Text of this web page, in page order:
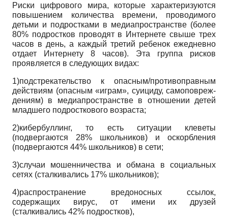
Риски цифрового мира, которые характеризуются
повышением количества времени, проводимого
детьми и подростками в медиапространстве (более
80% подростков проводят в Интернете свыше трех
часов в день, а каждый третий ребенок ежедневно
отдает Интернету 8 часов). Эта группа рисков
проявляется в следующих видах:
1)подстрекательство к опасным/противоправным
действиям (опасным «играм», суициду, самоповреж-
дениям) в медиапространстве в отношении детей
младшего подросткового возраста;
2)кибербуллинг, то есть ситуации клеветы
(подвергаются 28% школьников) и оскорбления
(подвергаются 44% школьников) в сети;
3)случаи мошенничества и обмана в социальных
сетях (сталкивались 17% школьников);
4)распространение вредоносных ссылок,
содержащих вирус, от имени их друзей
(сталкивались 42% подростков),